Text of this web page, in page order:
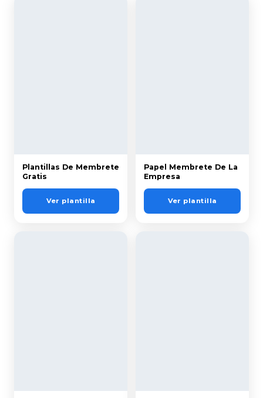
Plantillas De Membrete
Gratis
Ver plantilla
Papel Membrete De La
Empresa
Ver plantilla